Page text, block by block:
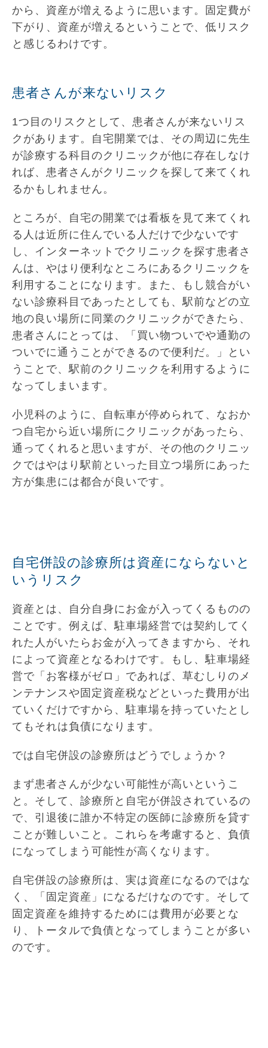
から、資産が増えるように思います。固定費が
下がり、資産が増えるということで、低リスク
と感じるわけです。
患者さんが来ないリスク
1つ目のリスクとして、患者さんが来ないリス
クがあります。自宅開業では、その周辺に先生
が診療する科目のクリニックが他に存在しなけ
れば、患者さんがクリニックを探して来てくれ
るかもしれません。
ところが、自宅の開業では看板を見て来てくれ
る人は近所に住んでいる人だけで少ないです
し、インターネットでクリニックを探す患者さ
んは、やはり便利なところにあるクリニックを
利用することになります。また、もし競合がい
ない診療科目であったとしても、駅前などの立
地の良い場所に同業のクリニックができたら、
患者さんにとっては、「買い物ついでや通勤の
ついでに通うことができるので便利だ。」とい
うことで、駅前のクリニックを利用するように
なってしまいます。
小児科のように、自転車が停められて、なおか
つ自宅から近い場所にクリニックがあったら、
通ってくれると思いますが、その他のクリニッ
クではやはり駅前といった目立つ場所にあった
方が集患には都合が良いです。
自宅併設の診療所は資産にならないと
いうリスク
資産とは、自分自身にお金が入ってくるものの
ことです。例えば、駐車場経営では契約してく
れた人がいたらお金が入ってきますから、それ
によって資産となるわけです。もし、駐車場経
営で「お客様がゼロ」であれば、草むしりのメ
ンテナンスや固定資産税などといった費用が出
ていくだけですから、駐車場を持っていたとし
てもそれは負債になります。
では自宅併設の診療所はどうでしょうか？
まず患者さんが少ない可能性が高いというこ
と。そして、診療所と自宅が併設されているの
で、引退後に誰か不特定の医師に診療所を貸す
ことが難しいこと。これらを考慮すると、負債
になってしまう可能性が高くなります。
自宅併設の診療所は、実は資産になるのではな
く、「固定資産」になるだけなのです。そして
固定資産を維持するためには費用が必要とな
り、トータルで負債となってしまうことが多い
のです。